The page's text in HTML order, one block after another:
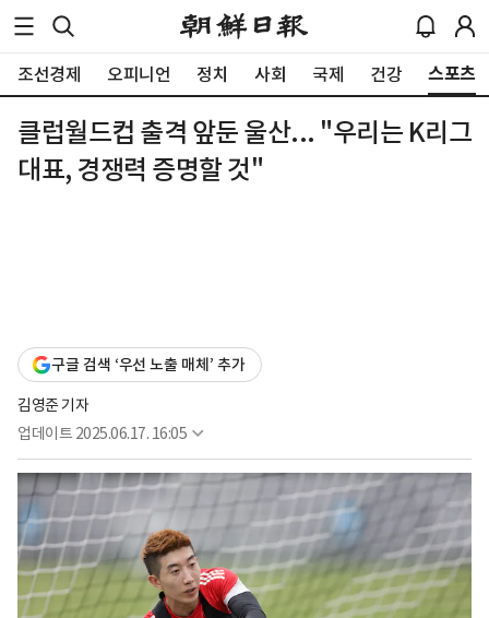
조선경제 오피니언 정치 사회 국제 건강 스포츠
클럽월드컵 출격 앞둔 울산... "우리는 K리그
대표, 경쟁력 증명할 것"
구글 검색 ‘우선 노출 매체’ 추가
김영준 기자
업데이트 2025.06.17. 16:05